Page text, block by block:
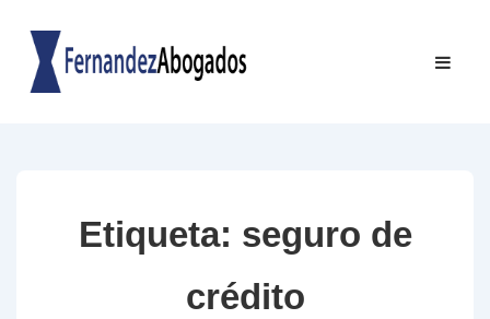
Saltar
Etiqueta: seguro de
crédito